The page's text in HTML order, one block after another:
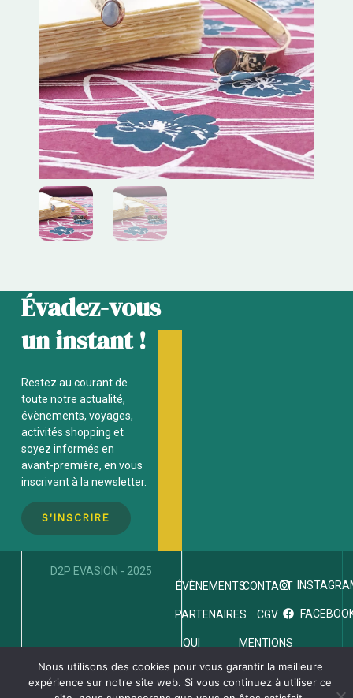
Évadez-vous
un instant !
Restez au courant de
toute notre actualité,
évènements, voyages,
activités shopping et
soyez informés en
avant-première, en vous
inscrivant à la newsletter.
S'INSCRIRE
D2P EVASION - 2025
CONTACT
CGV
MENTIONS
LÉGALES
ÉVÈNEMENTS
PARTENAIRES
QUI
SOMMES-
NOUS
Nous utilisons des cookies pour vous garantir la meilleure
expérience sur notre site web. Si vous continuez à utiliser ce